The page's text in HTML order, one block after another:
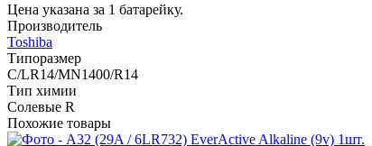
Цена указана за 1 батарейку.
Производитель
Toshiba
Типоразмер
C/LR14/MN1400/R14
Тип химии
Солевые R
Похожие товары